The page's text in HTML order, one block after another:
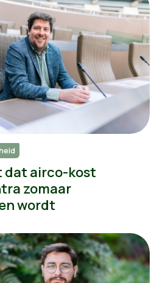
dat airco-kost
zomaar
wordt